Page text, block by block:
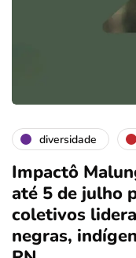
diversidade
Impactô
até 5 de julho
coletivos
negras,